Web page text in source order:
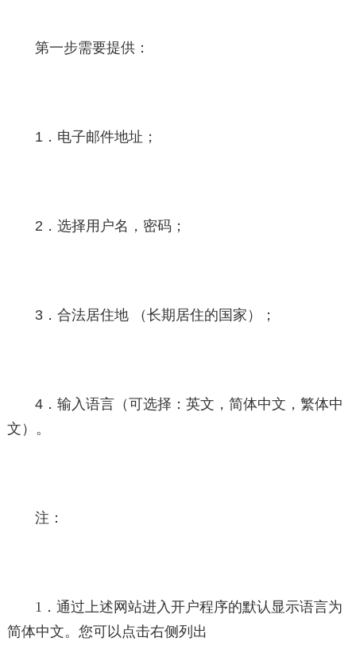
第一步需要提供：
1．电子邮件地址；
2．选择用户名，密码；
3．合法居住地 （长期居住的国家）；
4．输入语言（可选择：英文，简体中文，繁体中
文）。
注：
1．通过上述网站进入开户程序的默认显示语言为
简体中文。您可以点击右侧列出